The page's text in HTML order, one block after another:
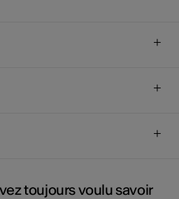
toujours voulu savoir